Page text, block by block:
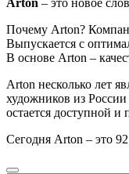
Почему Arton?
Выпускается с
В основе Arton –
Arton несколько лет
художников из России
остается доступной
Сегодня Arton – это